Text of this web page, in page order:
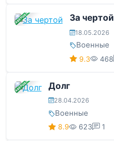
ЗАВЕРШЕНА За чертой
18.05.2026
Военные
9.3 468
ЗАВЕРШЕНА Долг
28.04.2026
Военные
8.9 623 1